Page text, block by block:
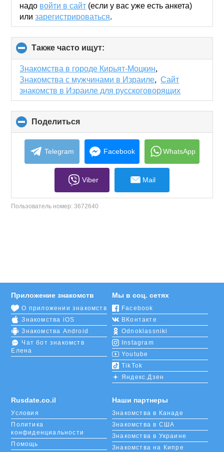
надо войти в сайт (если у вас уже есть анкета)
илизарегистрироваться.
Также часто ищут:
to
collapse
contents
Знакомства в городе Кирьят-Моцкин,
Знакомства с мужчинами в Израиле,Сайт
знакомств в Израиле для русскоговорящих
Поделиться
to
collapse
contents
Telegram Facebook WhatsApp
Viber Mail
Пользователь номер:3672640
Rusdate.co.il
Условия
Политика
конфиденциальности
Помощь
Приложение знакомств
О приложении знакомств
Знакомства iOS
Знакомства Android
Чат бот знакомств
Елена
Мы в соц. сетях
Facebook
ВКонтакте
Odnoklassniki
Instagram
Youtube
TikTok
Яндекс.Дзен
Наши партнеры
Знакомства в Канаде
Знакомства в США
Знакомства в Украине
Знакомства на Кипре